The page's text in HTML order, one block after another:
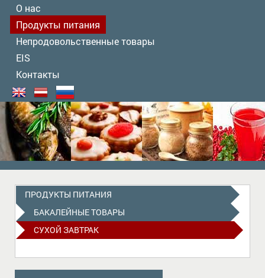
О нас
Продукты питания
Непродовольственные товары
EIS
Контакты
ПРОДУКТЫ ПИТАНИЯ
БАКАЛЕЙНЫЕ ТОВАРЫ
СУХОЙ ЗАВТРАК